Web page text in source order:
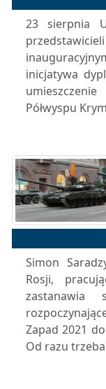
23 sierpnia
inicjatywa
Półwyspu
Simon
Rosji,
zastanawia
Zapad 2021
Od razu